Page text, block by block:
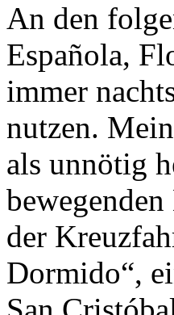
An den
Española,
immer
nutzen.
als unnötig
der
Dormido“,